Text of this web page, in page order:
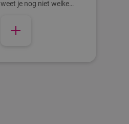
weet je nog niet welke
voor het Oriëntatiejaar
Lerarenopleiding